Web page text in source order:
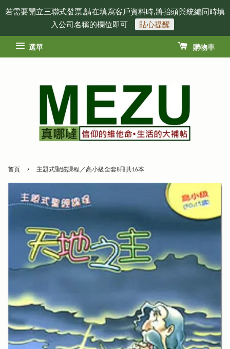
若需要開立三聯式發票,請在填寫客戶資料時,將抬頭與統編同時填
入公司名稱的欄位即可
貼心提醒
選單 購物車
首頁 › 主題式聖經課程／高小級全套8冊共16本